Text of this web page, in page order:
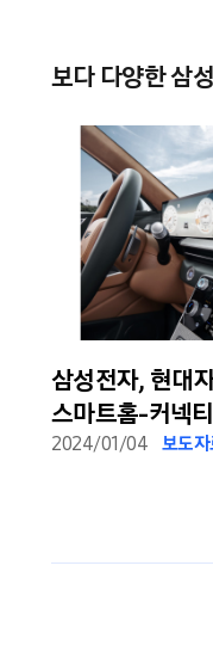
보다 다양한 삼
삼성전자, 현대
스마트홈-커넥
라이프스타일 제
2024/01/04 보도자